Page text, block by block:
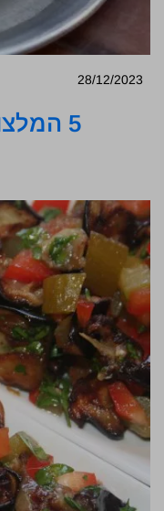
28/12/2023
5 המלצות לימי גיבוש